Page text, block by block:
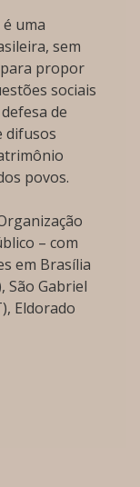
é uma
sem
propor
sociais
de
difusos
povos.
– com
em Brasília
São Gabriel
Eldorado